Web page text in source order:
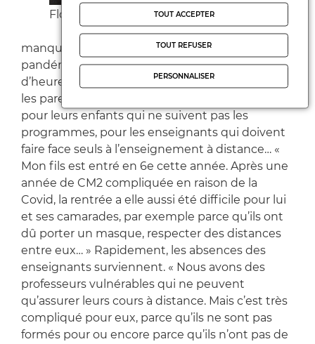
Florence
collège Valmy
souffre d’un
manque chronique d’enseignants. Avec la
pandémie, ce sont aujourd’hui des centaines
d’heures de cours qui ne sont plus assurées. Et
les parents n’en peuvent plus ! Ils s’inquiètent
pour leurs enfants qui ne suivent pas les
programmes, pour les enseignants qui doivent
faire face seuls à l’enseignement à distance… «
Mon fils est entré en 6e cette année. Après une
année de CM2 compliquée en raison de la
Covid, la rentrée a elle aussi été difficile pour lui
et ses camarades, par exemple parce qu’ils ont
dû porter un masque, respecter des distances
entre eux… » Rapidement, les absences des
enseignants surviennent. « Nous avons des
professeurs vulnérables qui ne peuvent
qu’assurer leurs cours à distance. Mais c’est très
compliqué pour eux, parce qu’ils ne sont pas
formés pour ou encore parce qu’ils n’ont pas de
TOUT ACCEPTER
TOUT REFUSER
PERSONNALISER